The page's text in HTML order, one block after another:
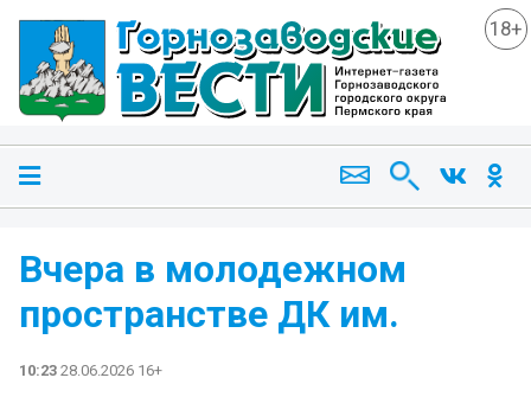
18+
Вчера в молодежном
пространстве ДК им.
10:23 28.06.2026 16+